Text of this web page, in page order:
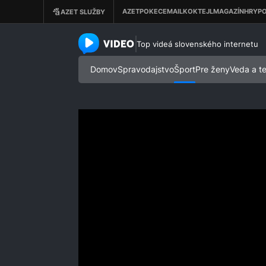
azet.video.sk
Top videá slovenského internetu
DomovSpravodajstvoŠportPre ženyVeda a